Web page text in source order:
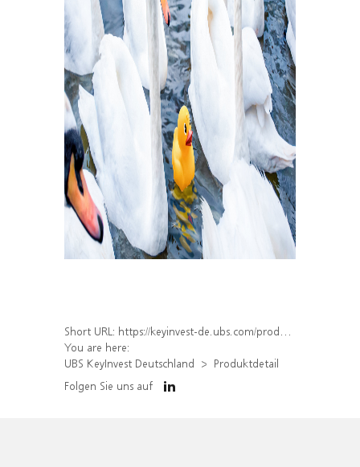
Short URL: https://keyinvest-de.ubs.com/produkt/detail/index/isin/DE000WA8ZB82
You are here:
UBS KeyInvest Deutschland
Produktdetail
Folgen Sie uns auf